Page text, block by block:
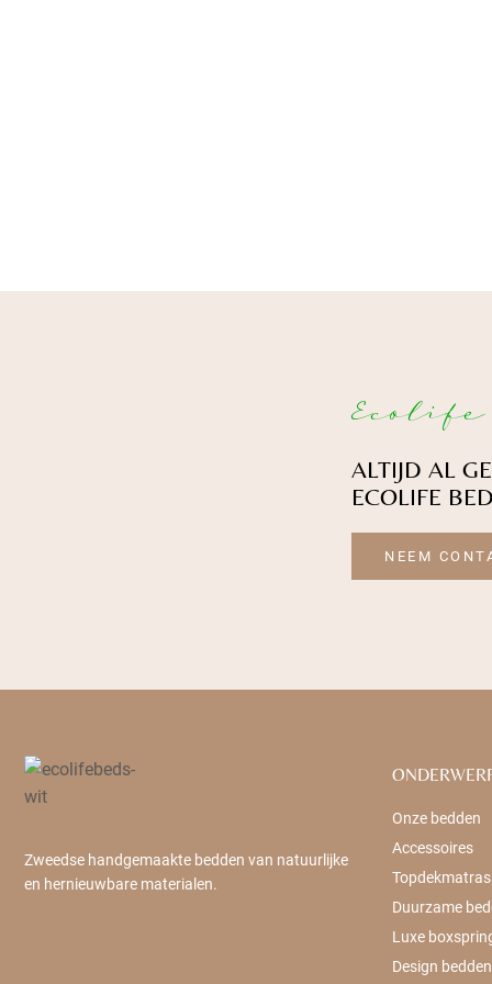
Ecolife
ALTIJD AL
ECOLIFE
NEEM
Zweedse handgemaakte bedden van natuurlijke
en hernieuwbare materialen.
Onze bedden
Accessoires
Duurzame
Luxe
Design bedden